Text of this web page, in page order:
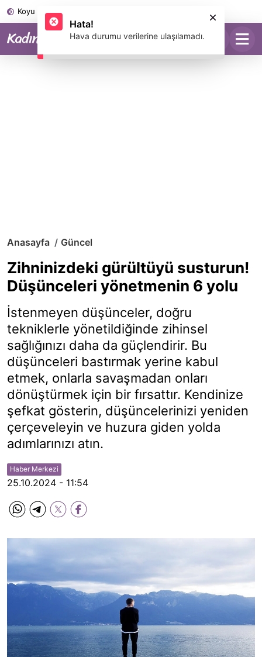
Koyu Mod
Anasayfa Güncel
Zihninizdeki gürültüyü susturun!
Düşünceleri yönetmenin 6 yolu
İstenmeyen düşünceler, doğru
tekniklerle yönetildiğinde zihinsel
sağlığınızı daha da güçlendirir. Bu
düşünceleri bastırmak yerine kabul
etmek, onlarla savaşmadan onları
dönüştürmek için bir fırsattır. Kendinize
şefkat gösterin, düşüncelerinizi yeniden
çerçeveleyin ve huzura giden yolda
adımlarınızı atın.
Haber Merkezi
25.10.2024 - 11:54